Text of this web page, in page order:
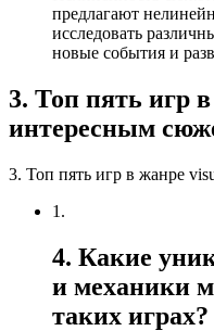
предлагают
исследовать
новые события и
3. Топ пять игр
интересным
3. Топ пять игр в жанре
1.
4. Какие
и механики
таких играх?